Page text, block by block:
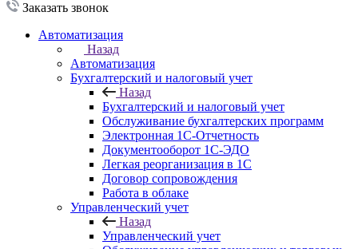
Заказать звонок
Автоматизация
Назад
Автоматизация
Бухгалтерский и налоговый учет
Назад
Бухгалтерский и налоговый учет
Обслуживание бухгалтерских программ
Электронная 1С-Отчетность
Документооборот 1С-ЭДО
Легкая реорганизация в 1С
Договор сопровождения
Работа в облаке
Управленческий учет
Назад
Управленческий учет